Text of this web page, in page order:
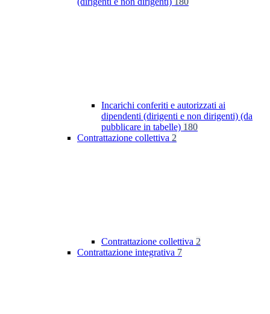
Incarichi conferiti e autorizzati ai
dipendenti (dirigenti e non dirigenti) (da
pubblicare in tabelle) 180
Contrattazione collettiva 2
Contrattazione collettiva 2
Contrattazione integrativa 7